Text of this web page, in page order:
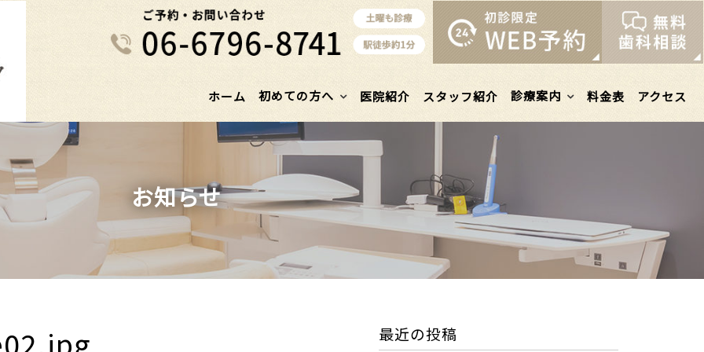
ホーム 初めての方へ 医院紹介 スタッフ紹介 診療案内 料金表 アクセス
お知らせ
最近の投稿